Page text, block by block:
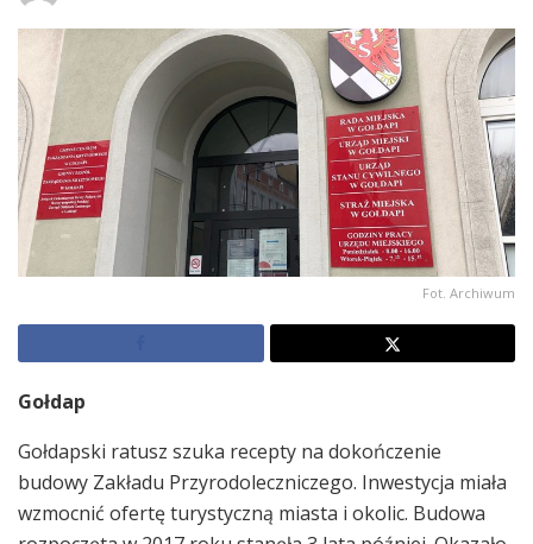
Fot. Archiwum
Gołdap
Gołdapski ratusz szuka recepty na dokończenie
budowy Zakładu Przyrodoleczniczego. Inwestycja miała
wzmocnić ofertę turystyczną miasta i okolic. Budowa